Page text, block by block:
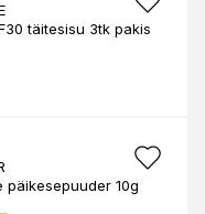
täitesisu 3tk pakis
päikesepuuder 10g